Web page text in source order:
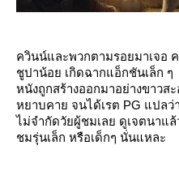
ควินน์และพวกตามรอยมาเจอ
ชูปาน้อย เกิดฉากแอ็กชันเล็ก ๆ
หนังถูกสร้างออกมาอย่างขาวส
หยาบคาย จนได้เรต PG แปลว่า
ไม่จำกัดวัยผู้ชมเลย ดูเจตนาแ
ชมรุ่นเล็ก หรือเด็กๆ นั่นแหละ